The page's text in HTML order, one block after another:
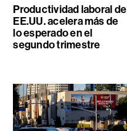
Productividad laboral de
EE.UU. acelera más de
lo esperado en el
segundo trimestre